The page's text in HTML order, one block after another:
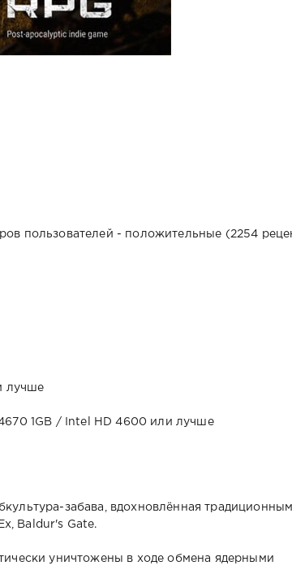
пользователей - положительные (2254
лучше
1GB / Intel HD 4600 или лучше
забава, вдохновлённая
Baldur's Gate.
уничтожены в ходе обмена ядерными